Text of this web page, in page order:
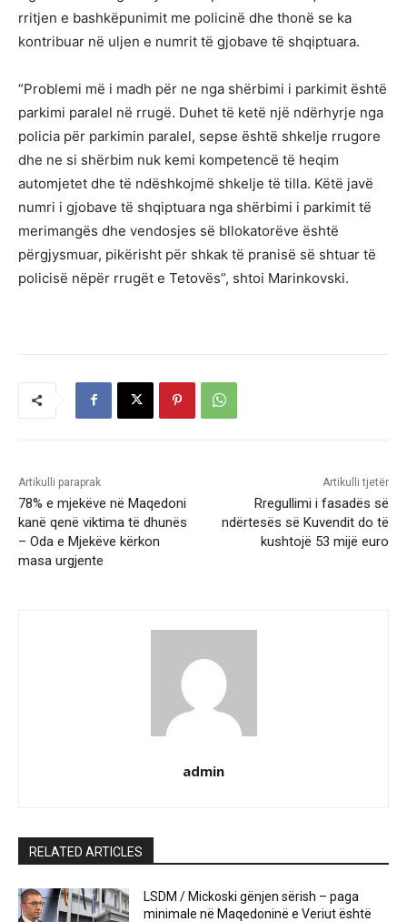
rritjen e bashkëpunimit me policinë dhe thonë se ka
kontribuar në uljen e numrit të gjobave të shqiptuara.
“Problemi më i madh për ne nga shërbimi i parkimit është
parkimi paralel në rrugë. Duhet të ketë një ndërhyrje nga
policia për parkimin paralel, sepse është shkelje rrugore
dhe ne si shërbim nuk kemi kompetencë të heqim
automjetet dhe të ndëshkojmë shkelje të tilla. Këtë javë
numri i gjobave të shqiptuara nga shërbimi i parkimit të
merimangës dhe vendosjes së bllokatorëve është
përgjysmuar, pikërisht për shkak të pranisë së shtuar të
policisë nëpër rrugët e Tetovës”, shtoi Marinkovski.
Artikulli paraprak
78% e mjekëve në Maqedoni
kanë qenë viktima të dhunës
– Oda e Mjekëve kërkon
masa urgjente
Artikulli tjetër
Rregullimi i fasadës së
ndërtesës së Kuvendit do të
kushtojë 53 mijë euro
admin
RELATED ARTICLES
LSDM / Mickoski gënjen sërish – paga
minimale në Maqedoninë e Veriut është